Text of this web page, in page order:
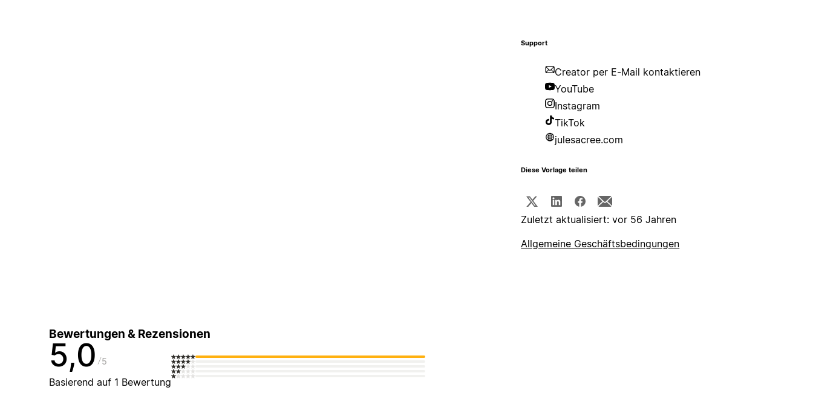
Support
Creator per E-Mail kontaktieren
YouTube
Instagram
TikTok
julesacree.com
Diese Vorlage teilen
Zuletzt aktualisiert: vor 56 Jahren
Allgemeine Geschäftsbedingungen
Bewertungen & Rezensionen
5,0 5
Basierend auf 1 Bewertung